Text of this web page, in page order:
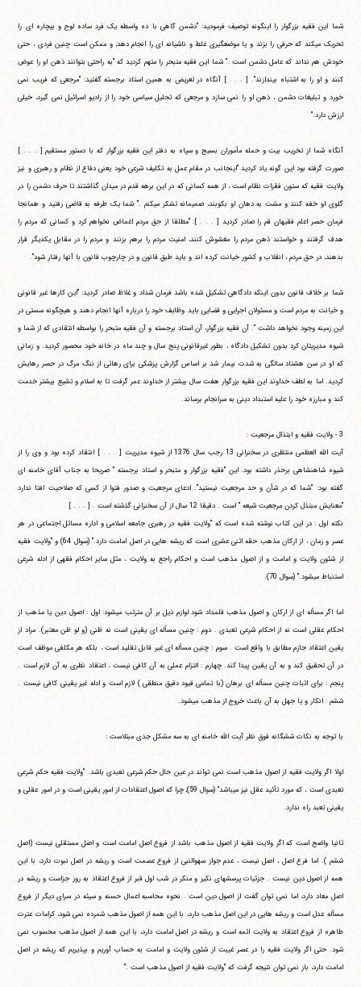
شما این فقیه بزرگوار را اینگونه توصیف فرمودید: "دشمن گاهی با ده واسطه یک فرد ساده لوح و بیچاره ای را
تحریک می‎کند که حرفی را بزند و یا موضعگیری غلط و ناشیانه ای را انجام دهد; و ممکن است چنین فردی ، حتی
خودش هم نداند که عامل دشمن است ." شما این فقیه متبحر را متهم کردید که "به راحتی بتوانند ذهن او را عوض
کنند و او را به اشتباه بیندازند". [ . . . ] آنگاه در تعریض به همین استاد برجسته گفتید: "مرجعی که فریب نمی
خورد و تبلیغات دشمن ، ذهن او را نمی سازد و مرجعی که تحلیل سیاسی خود را از رادیو اسرائیل نمی گیرد، خیلی
ارزش دارد."
آنگاه شما از تخریب بیت و حمله مأموران بسیج و سپاه به دفتر این فقیه بزرگوار که با دستور مستقیم [ . . . ]
صورت گرفته بود این گونه یاد کردید "اینجانب در مقام عمل به تکلیف شرعی خود یعنی دفاع از نظام و رهبری و نیز
ولایت فقیه که ستون فقرات نظام است ، از همه کسانی که در این برهه قدم در میدان گذاشتند تا حرف دشمن را در
گلوی او خفه کنند و مشت به دهان او بکوبند، صمیمانه تشکر می‎کنم ." شما یک طرفه به قاضی رفتید و همانجا
فرمان حصر اعلم فقیهان قم را صادر کردید [ . . . ]: "مطلقا از حق مردم اغماض نخواهم کرد و کسانی که مردم را
هدف گرفتند و خواستند ذهن مردم را مغشوش کنند، امنیت مردم را برهم بزنند و مردم را در مقابل یکدیگر قرار
بدهند، در حق مردم ، انقلاب و کشور خیانت کرده اند و باید طبق قانون و در چارچوب قانون با آنها رفتار شود".
شما بر خلاف قانون بدون اینکه دادگاهی تشکیل شده باشد فرمان شداد و غلاظ صادر کردید: "این کارها غیر قانونی
و خیانت به مردم است و مسئولان اجرایی و قضایی باید وظایف خود را درباره آنها انجام دهند و هیچگونه سستی در
این زمینه وجود نخواهد داشت ". آن فقیه بزرگوار، آن استاد برجسته و آن فقیه متبحر را بواسطه انتقادی که از شما و
شیوه مدیریتان کرد بدون تشکیل دادگاه ، بطور غیرقانونی پنج سال و چند ماه در خانه خود محصور کردید. و زمانی
که او در سن هشتاد سالگی به شدت بیمار شد بر اساس گزارش پزشکی برای رهائی از ننگ مرگ در حصر رهایش
کردید. اما به لطف خداوند این فقیه بزرگوار هفت سال بیشتر از خداوند عمر گرفت تا به اسلام و تشیع بیشتر خدمت
کند و مبارزه خود را علیه استبداد دینی به سرانجام برساند.
3 - ولایت فقیه و ابتذال مرجعیت :
آیت الله العظمی منتظری در سخنرانی 13 رجب سال 1376 از شیوه مدیریت [ . . . ] انتقاد کرده بود و وی را از
شیوه شاهنشاهی برحذر داشته بود. این "فقیه بزرگوار و متبحر و استاد برجسته " صریحا به جناب آقای خامنه ای
گفته بود: "شما که در شأن و حد مرجعیت نیستید". ادعای مرجعیت و صدور فتوا از کسی که صلاحیت افتا ندارد
"معنایش مبتذل کردن مرجعیت شیعه " است . دقیقا 12 سال از آن سخنرانی گذشته است . [ . . . ]
نکته اول : در این کتاب نوشته شده است که "ولایت فقیه در رهبری جامعه اسلامی و اداره مسائل اجتماعی در هر
عصر و زمان ، از ارکان مذهب حقه اثنی عشری است که ریشه هایی در اصل امامت دارد." (سوال 64) و "ولایت فقیه
از شئون ولایت و امامت و از اصول مذهب است و احکام راجع به ولایت ، مثل سایر احکام فقهی از ادله شرعی
استنباط می‎شود." (سوال 70).
اما اگر مسأله ای از ارکان و اصول مذهب قلمداد شود لوازم ذیل بر آن مترتب می‎شود: اول : اصول دین یا مذهب از
احکام عقلی است نه از احکام شرعی تعبدی . دوم : چنین مسأله ای یقینی است نه ظنی (و لو ظن معتبر). مراد از
یقین اعتقاد جازم مطابق با واقع است . سوم : چنین مسأله ای غیر قابل تقلید است ، بلکه هر مکلفی موظف است
در آن تحقیق کند و به آن یقین پیدا کند. چهارم : التزام عملی به آن کافی نیست ، اعتقاد نظری به آن لازم است .
پنجم : برای اثبات چنین مسأله ای برهان (با تمامی قیود دقیق منطقی ) لازم است و ادله غیر یقینی کافی نیست .
ششم : انکار و یا جهل به آن باعث خروج از مذهب می‎شود.
با توجه به نکات ششگانه فوق نظر آیت الله خامنه ای به سه مشکل جدی مبتلاست :
اولا اگر ولایت فقیه از اصول مذهب است نمی تواند در عین حال حکم شرعی تعبدی باشد. "ولایت فقیه حکم شرعی
تعبدی است ، که مورد تأئید عقل نیز می‎باشد" (سوال 59); چرا که اصول اعتقادات از امور یقینی است و در امور عقلی و
یقینی تعبد راه ندارد.
ثانیا واضح است که اگر ولایت فقیه از اصول مذهب باشد از فروع اصل امامت است و اصل مستقلی نیست (اصل
ششم ). اما فرع اصل ، اصل نیست ، عدم جواز سهوالنبی از فروع عصمت است و ریشه در اصل نبوت دارد، با این
همه از اصول دین نیست . جزئیات پرسشهای نکیر و منکر در شب اول قبر از فروع اعتقاد به روز جزاست و ریشه در
اصل معاد دارد، اما نمی توان گفت از اصول دین است . نحوه محاسبه اعمال حسنه و سیئه در سرای دیگر از فروع
مسأله عدل است و ریشه هایی در این اصل مذهب دارد، با این همه از اصول مذهب شمرده نمی شود، کرامات عترت
طاهره از فروع اعتقاد به ولایت ائمه است و ریشه در اصل امامت دارد، با این همه از اصول مذهب محسوب نمی
شود. حتی اگر ولایت فقیه را در عصر غیبت از شئون ولایت و امامت به حساب آوریم و بپذیریم که ریشه در اصل
امامت دارد، باز نمی توان نتیجه گرفت که "ولایت فقیه از اصول مذهب است ."
تلفن 37740011-25-98+ تا 14
فکس37740015-25-98+